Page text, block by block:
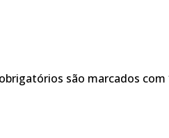
são marcados com